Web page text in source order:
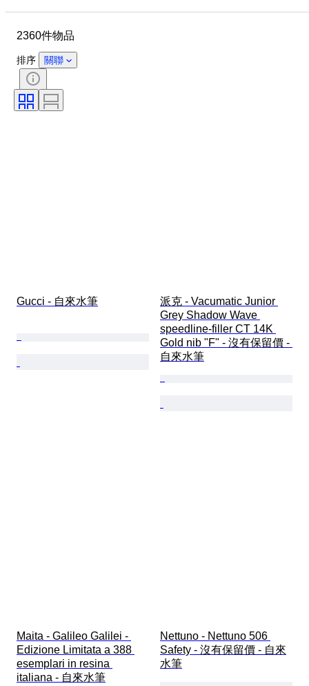
款式
顏色
原件/副本
電力儲備
創作者
2360件物品
排序 關聯
Gucci - 自來水筆
派克 - Vacumatic Junior
Grey Shadow Wave
speedline-filler CT 14K
Gold nib "F" - 沒有保留價 -
自來水筆
Maita - Galileo Galilei -
Edizione Limitata a 388
esemplari in resina
italiana - 自來水筆
Nettuno - Nettuno 506
Safety - 沒有保留價 - 自來
水筆